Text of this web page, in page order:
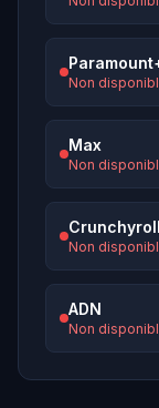
Non
Max
Non
Crunchyroll
Non
ADN
Non